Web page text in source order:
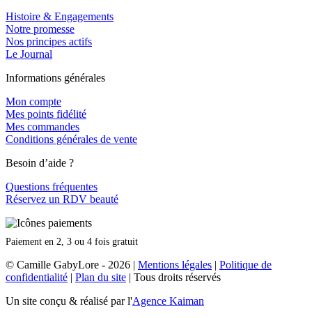
Histoire & Engagements
Notre promesse
Nos principes actifs
Le Journal
Informations générales
Mon compte
Mes points fidélité
Mes commandes
Conditions générales de vente
Besoin d’aide ?
Questions fréquentes
Réservez un RDV beauté
Paiement en 2, 3 ou 4 fois gratuit
© Camille GabyLore - 2026 | Mentions légales | Politique de
confidentialité | Plan du site | Tous droits réservés
Un site conçu & réalisé par l'Agence Kaiman